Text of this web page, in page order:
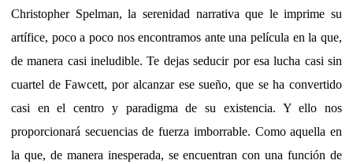
Christopher Spelman, la serenidad narrativa que le imprime su
artífice, poco a poco nos encontramos ante una película en la que,
de manera casi ineludible. Te dejas seducir por esa lucha casi sin
cuartel de Fawcett, por alcanzar ese sueño, que se ha convertido
casi en el centro y paradigma de su existencia. Y ello nos
proporcionará secuencias de fuerza imborrable. Como aquella en
la que, de manera inesperada, se encuentran con una función de